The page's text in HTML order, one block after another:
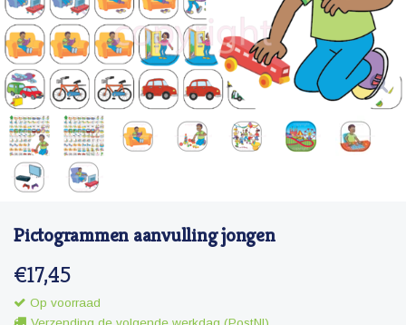
Pictogrammen aanvulling jongen
€17,45
Op voorraad
Verzending de volgende werkdag (PostNl)